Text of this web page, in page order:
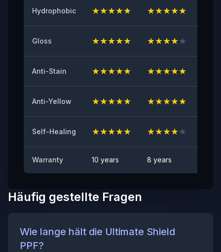
Anfängliche Haftung
≤2
Fleckenbeständigkeit
Keine sichtbaren Flecken
Hydrophobic ★★★★★ ★★★★★
Gloss ★★★★★ ★★★★★
Anti-Stain ★★★★★ ★★★★★
Anti-Yellow ★★★★★ ★★★★★
Self-Healing ★★★★★ ★★★★★
Warranty 10 years 8 years
Häufig gestellte Fragen
Wie lange hält die Ultimate Shield
PPF?